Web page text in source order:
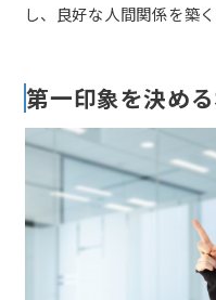
し、良好な人間関係を築
第一印象を決め